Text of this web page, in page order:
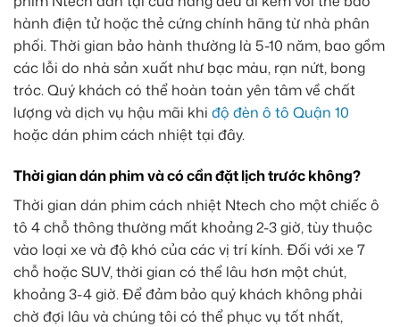
hành điện tử hoặc thẻ cứng chính hãng từ nhà phân
phối. Thời gian bảo hành thường là 5-10 năm, bao gồm
các lỗi do nhà sản xuất như bạc màu, rạn nứt, bong
tróc. Quý khách có thể hoàn toàn yên tâm về chất
lượng và dịch vụ hậu mãi khi độ đèn ô tô Quận 10
hoặc dán phim cách nhiệt tại đây.
Thời gian dán phim và có cần đặt lịch trước không?
Thời gian dán phim cách nhiệt Ntech cho một chiếc ô
tô 4 chỗ thông thường mất khoảng 2-3 giờ, tùy thuộc
vào loại xe và độ khó của các vị trí kính. Đối với xe 7
chỗ hoặc SUV, thời gian có thể lâu hơn một chút,
khoảng 3-4 giờ. Để đảm bảo quý khách không phải
chờ đợi lâu và chúng tôi có thể phục vụ tốt nhất,